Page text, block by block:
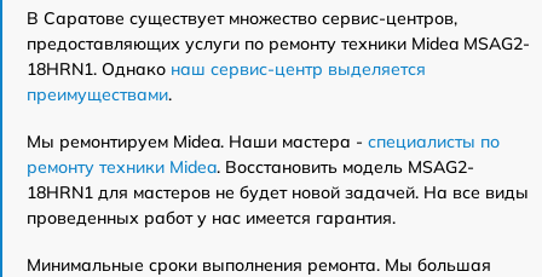
В Саратове существует множество сервис-центров,
предоставляющих услуги по ремонту техники Midea MSAG2-
18HRN1. Однако наш сервис-центр выделяется
преимуществами.
Мы ремонтируем Midea. Наши мастера - специалисты по
ремонту техники Midea. Восстановить модель MSAG2-
18HRN1 для мастеров не будет новой задачей. На все виды
проведенных работ у нас имеется гарантия.
Минимальные сроки выполнения ремонта. Мы большая